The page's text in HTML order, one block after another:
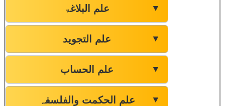
علم البلاغۃ ▼
علم التجوید ▼
علم الحساب ▼
علم الحکمت والفلسفہ ▼